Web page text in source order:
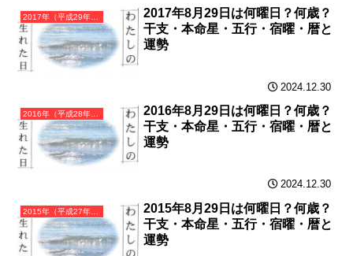
2017年（平成29年）丁酉（ひのととり）・酉年（とり年）カレンダー（月曜はじまり）
2017年8月29日は何曜日？何歳？
干支・本命星・五行・宿曜・暦と
運勢
2024.12.30
2016年（平成28年）丙申（ひのえさる）・申年（さる年）カレンダー（月曜はじまり）
2016年8月29日は何曜日？何歳？
干支・本命星・五行・宿曜・暦と
運勢
2024.12.30
2015年（平成27年）乙未（きのとひつじ）・未年（ひつじ年）カレンダー（月曜はじまり）
2015年8月29日は何曜日？何歳？
干支・本命星・五行・宿曜・暦と
運勢